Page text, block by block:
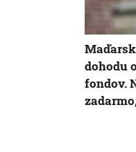
dohodu
fondov.